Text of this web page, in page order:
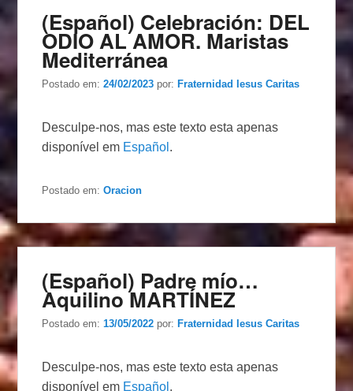
(Español) Celebración: DEL
ODIO AL AMOR. Maristas
Mediterránea
Postado em:24/02/2023 por: Fraternidad Iesus Caritas
Desculpe-nos, mas este texto esta apenas
disponível em Español .
Postado em: Oracion
(Español) Padre mío…
Aquilino MARTÍNEZ
Postado em:13/05/2022 por:Fraternidad Iesus Caritas
Desculpe-nos, mas este texto esta apenas
disponível em Español .